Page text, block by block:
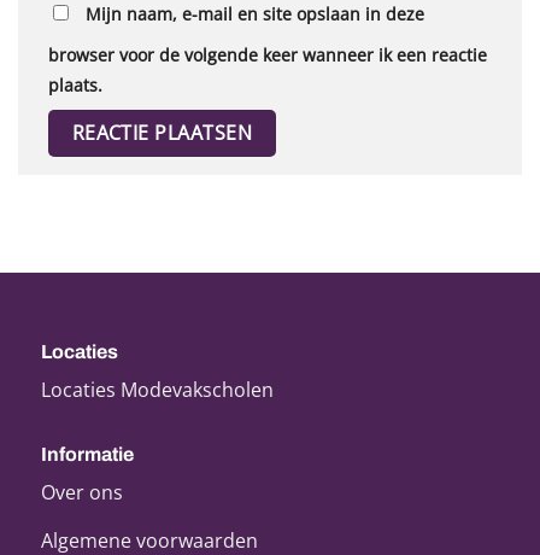
Mijn naam, e-mail en site opslaan in deze
browser voor de volgende keer wanneer ik een reactie
plaats.
Locaties
Locaties Modevakscholen
Informatie
Over ons
Algemene voorwaarden